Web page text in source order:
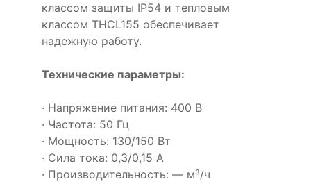
классом защиты IP54 и тепловым
классом THCL155 обеспечивает
надежную работу.
Технические параметры:
· Напряжение питания: 400 В
· Частота: 50 Гц
· Мощность: 130/150 Вт
· Сила тока: 0,3/0,15 А
· Производительность: — м³/ч